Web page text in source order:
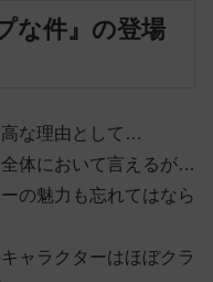
な件』の登場
高な理由として…
体において言えるが…
の魅力も忘れてはなら
ャラクターはほぼクラ